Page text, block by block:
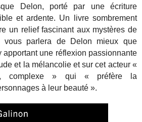
Delon, porté par une écriture
et ardente. Un livre sombrement
un relief fascinant aux mystères de
vous parlera de Delon mieux que
apportant une réflexion passionnante
et la mélancolie et sur cet acteur «
complexe » qui « préfère la
à leur beauté ».